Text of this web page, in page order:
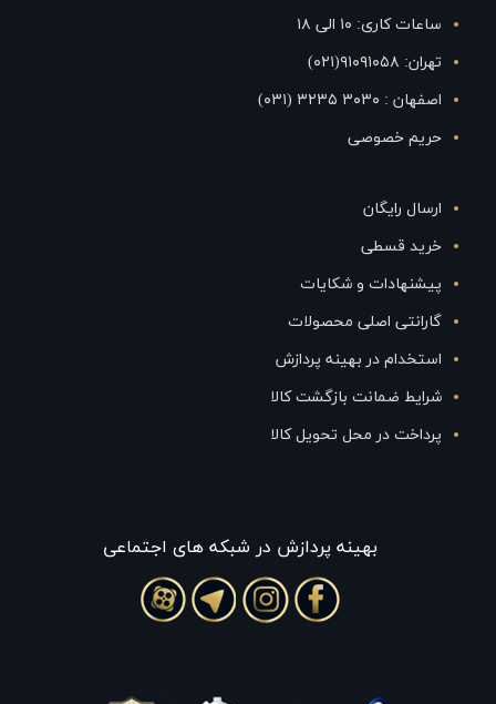
ساعات کاری: ۱۰ الی ۱۸
تهران: ۹۱۰۹۱۰۵۸(۰۲۱)
اصفهان : ۳۰۳۰ ۳۲۳۵ (۰۳۱)
حریم خصوصی
ارسال رایگان
خرید قسطی
پیشنهادات و شکایات
گارانتی اصلی محصولات
استخدام در بهینه پردازش
شرایط ضمانت بازگشت کالا
پرداخت در محل تحویل کالا
بهينه پردازش در شبکه های اجتماعی